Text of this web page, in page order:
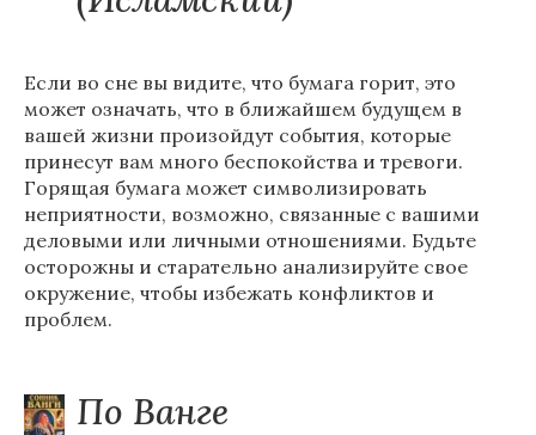
Если во сне вы видите, что бумага горит, это
может означать, что в ближайшем будущем в
вашей жизни произойдут события, которые
принесут вам много беспокойства и тревоги.
Горящая бумага может символизировать
неприятности, возможно, связанные с вашими
деловыми или личными отношениями. Будьте
осторожны и старательно анализируйте свое
окружение, чтобы избежать конфликтов и
проблем.
По Ванге